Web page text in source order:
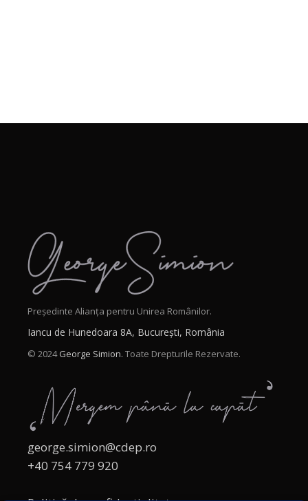
Președinte Alianța pentru Unirea Românilor.
Iancu de Hunedoara 8A, București, România
© 2024George Simion. Toate Drepturile Rezervate.
george.simion@cdep.ro
+40 754 779 920